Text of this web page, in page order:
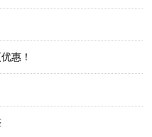
惠！